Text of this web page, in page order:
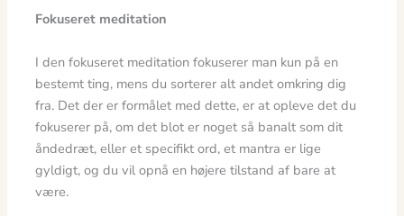
Fokuseret meditation
I den fokuseret meditation fokuserer man kun på en
bestemt ting, mens du sorterer alt andet omkring dig
fra. Det der er formålet med dette, er at opleve det du
fokuserer på, om det blot er noget så banalt som dit
åndedræt, eller et specifikt ord, et mantra er lige
gyldigt, og du vil opnå en højere tilstand af bare at
være.